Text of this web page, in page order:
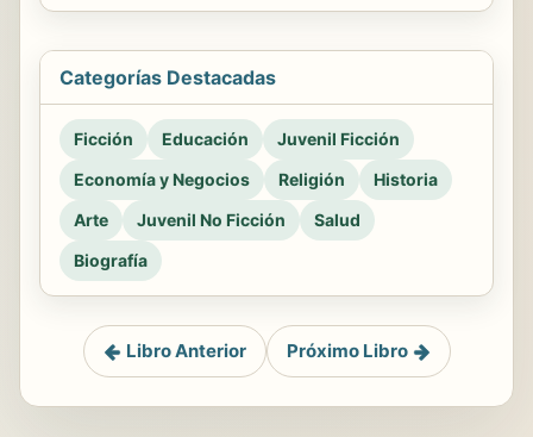
Categorías Destacadas
Ficción Educación
Juvenil Ficción
Economía y Negocios
Religión
Historia
Arte
Juvenil No Ficción
Salud
Biografía
Libro Anterior Próximo Libro